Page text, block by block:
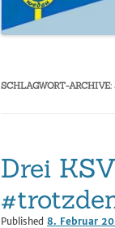
–
SCHLAGWORT-ARCHIVE:
Drei
Published 8. Februar